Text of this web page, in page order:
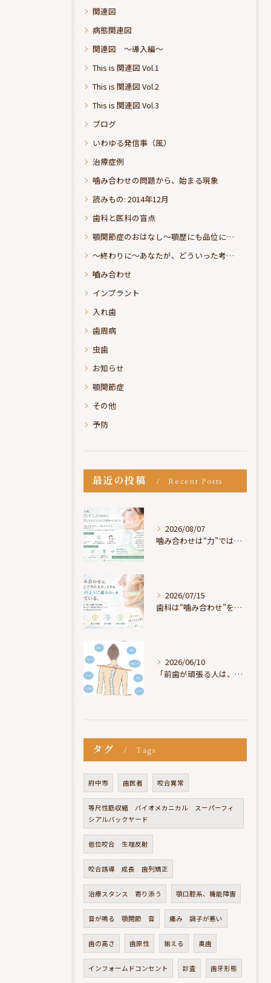
関連図
病態関連図
関連図 ～導入編～
This is 関連図 Vol.1
This is 関連図 Vol.2
This is 関連図 Vol.3
ブログ
いわゆる発信事（風）
治療症例
噛み合わせの問題から、始まる現象
読みもの: 2014年12月
歯科と医科の盲点
顎関節症のおはなし～顎歴にも品位にこだわりたい
～終わりに～あなたが、どういった考えの治療をお求めになられるのか？
嚙み合わせ
インプラント
入れ歯
歯周病
虫歯
お知らせ
顎関節症
その他
予防
最近の投稿 Recent Posts
2026/08/07
噛み合わせは“力”ではなく“許可”である
2026/07/15
歯科は“噛み合わせ”を見ているが、身体は“通り道”を見ている
2026/06/10
「前歯が頑張る人は、だいたい疲れている」
タグ Tags
府中市 歯医者 咬合異常
等尺性筋収縮 バイオメカニカル スーパーフィ
シアルバックヤード
低位咬合 生理反射
咬合誘導 成長 歯列矯正
治療スタンス 寄り添う 顎口腔系、機能障害
音が鳴る 顎関節 音 痛み 調子が悪い
歯の高さ 歯原性 揃える 奥歯
インフォームドコンセント 診査 歯牙形態